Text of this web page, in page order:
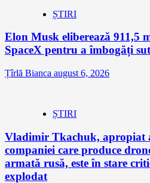
ȘTIRI
Elon Musk eliberează 911,5
SpaceX pentru a îmbogăți
Țîrlă Bianca august 6, 2026
ȘTIRI
Vladimir Tkachuk, apropiat
companiei care produce
armată rusă, este în stare
explodat